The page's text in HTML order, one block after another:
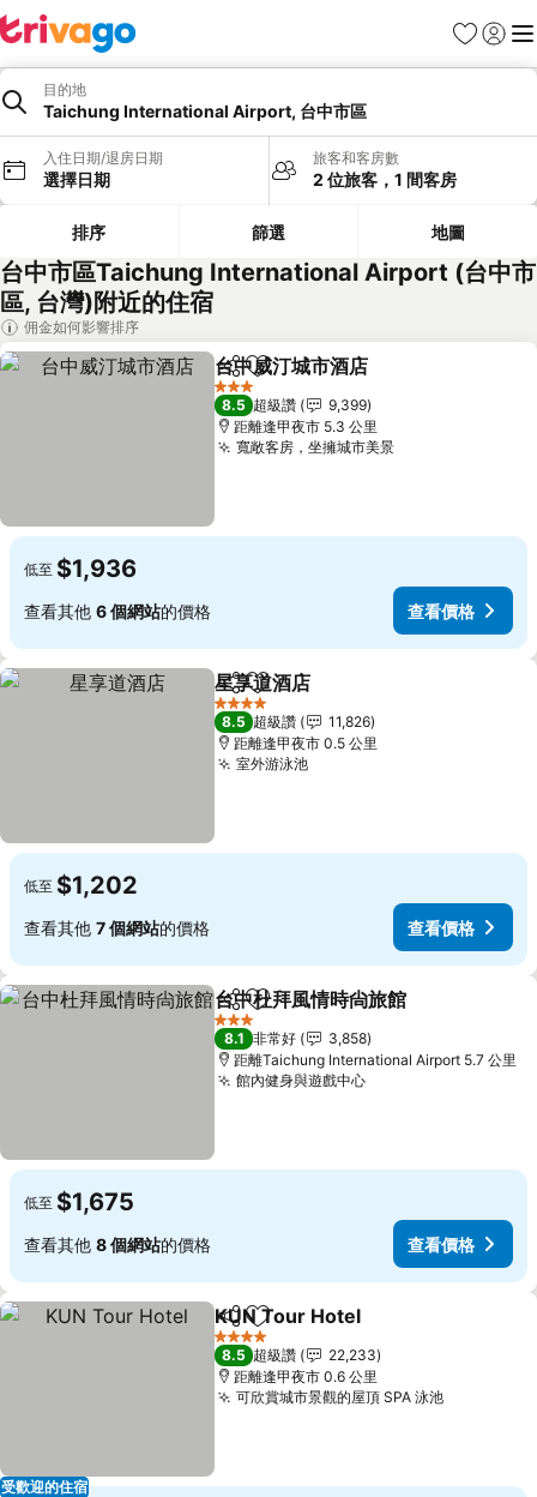
我的最愛
登入 選
目的地
Taichung International Airport, 台中市區
入住日期/退房日期
選擇日期
旅客和客房數
2 位旅客，1 間客房
排序 篩選 地圖
台中市區Taichung International Airport (台中市
區, 台灣)附近的住宿
佣金如何影響排序
分享 加入我的最愛
台中威汀城市酒店
3 星級
8.5 超級讚
9,399
距離逢甲夜市 5.3 公里
寬敞客房，坐擁城市美景
低至 $1,936
查看其他 6 個網站的價格 查看價格
分享 加入我的最愛
星享道酒店
4 星級
8.5 超級讚
11,826
距離逢甲夜市 0.5 公里
室外游泳池
低至 $1,202
查看其他 7 個網站的價格 查看價格
分享 加入我的最愛
台中杜拜風情時尙旅館
3 星級
8.1 非常好
3,858
距離Taichung International Airport 5.7 公里
館內健身與遊戲中心
低至 $1,675
查看其他 8 個網站的價格 查看價格
受歡迎的住宿
分享 加入我的最愛
KUN Tour Hotel
4 星級
8.5 超級讚
22,233
距離逢甲夜市 0.6 公里
可欣賞城市景觀的屋頂 SPA 泳池